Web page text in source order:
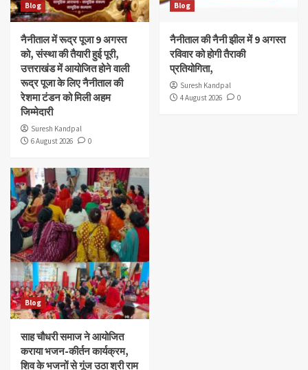
Blog
नैनीताल में रूद्र पूजा 9 अगस्त
को, संस्था की तैयारी हुई पूरी,
उत्तराखंड में आयोजित होने वाली
रूद्र पूजा के लिए नैनीताल की
रेशमा टंडन को मिली अहम
जिम्मेदारी
Suresh Kandpal
6 August 2026
0
Blog
नैनीताल की नैनी झील में 9 अगस्त
रविवार को होगी तैराकी
प्रतियोगिता,
Suresh Kandpal
4 August 2026
0
Blog
साह चौधरी समाज ने आयोजित
कराया भजन-कीर्तन कार्यक्रम,
शिव के भजनों से गूंज उठा श्री राम